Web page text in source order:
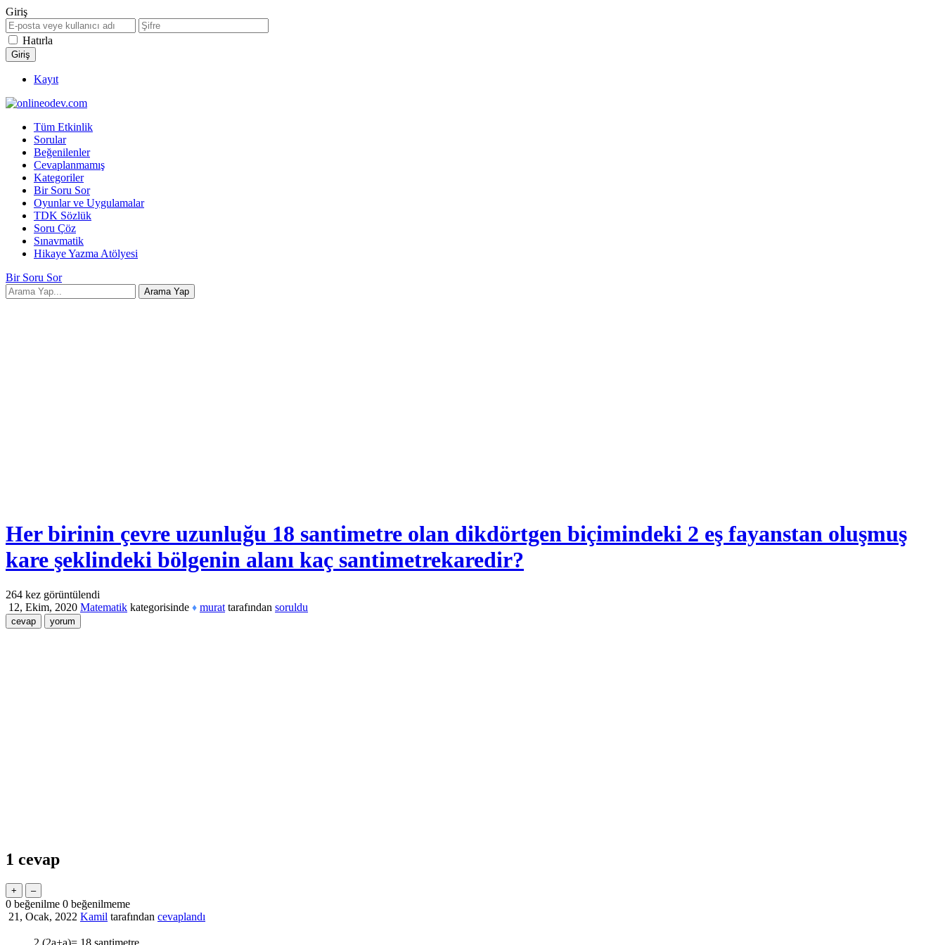
Giriş
Hatırla
Kayıt
Tüm Etkinlik
Sorular
Beğenilenler
Cevaplanmamış
Kategoriler
Bir Soru Sor
Oyunlar ve Uygulamalar
TDK Sözlük
Soru Çöz
Sınavmatik
Hikaye Yazma Atölyesi
Bir Soru Sor
Her birinin çevre uzunluğu 18 santimetre olan dikdörtgen biçimindeki 2 eş fayanstan oluşmuş
kare şeklindeki bölgenin alanı kaç santimetrekaredir?
264 kez görüntülendi
12, Ekim, 2020 Matematik kategorisinde ♦ murat tarafından soruldu
1 cevap
0 beğenilme 0 beğenilmeme
21, Ocak, 2022 Kamil tarafından cevaplandı
2.(2a+a)= 18 santimetre